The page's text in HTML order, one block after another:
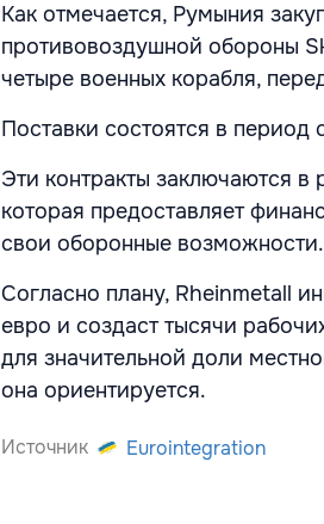
Как отмечается, Румыния
противовоздушной обороны
четыре военных корабля,
Поставки состоятся в период
Эти контракты заключаются
которая предоставляет
свои оборонные возможности.
Согласно плану, Rheinmetall
евро и создаст тысячи
для значительной доли
она ориентируется.
Источник Eurointegration